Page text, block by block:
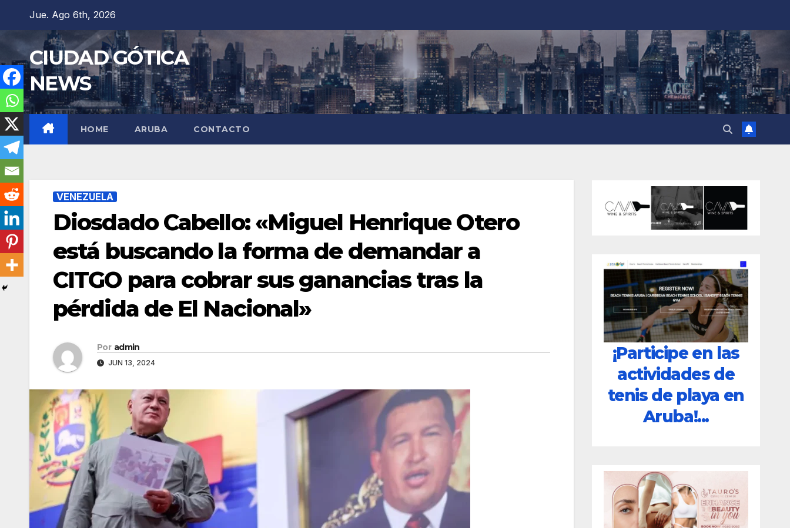
contenido
Jue. Ago 6th, 2026
CIUDAD GÓTICA
NEWS
HOME ARUBA CONTACTO
VENEZUELA
Diosdado Cabello: «Miguel Henrique Otero
está buscando la forma de demandar a
CITGO para cobrar sus ganancias tras la
pérdida de El Nacional»
Por admin
JUN 13, 2024
¡Participe en las
actividades de
tenis de playa en
Aruba!...